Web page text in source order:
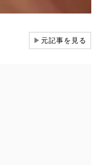
▶元記事を見る